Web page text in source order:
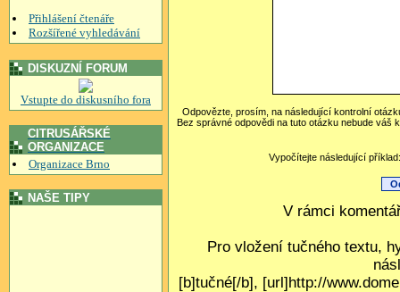
Přihlášení čtenáře
Rozšířené vyhledávání
DISKUZNÍ FORUM
Vstupte do diskusního fora
CITRUSÁŘSKÉ
ORGANIZACE
Organizace Brno
NAŠE TIPY
Odpovězte, prosím, na následující kontrolní
Bez správné odpovědi na tuto otázku nebude váš
Vypočítejte následující
V rámci
Pro vložení tučného textu,
[b]tučné[/b], [url]http://